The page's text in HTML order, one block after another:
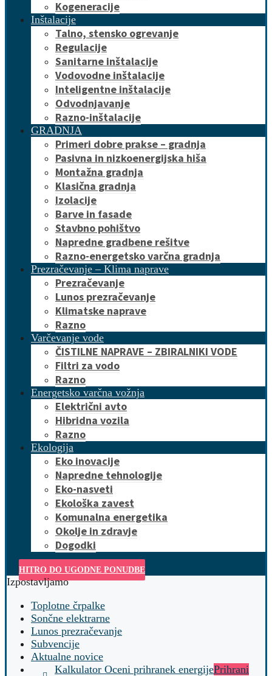
Kogeneracije
Inštalacije
Talno, stensko ogrevanje
Regulacije
Sanitarne inštalacije
Vodovodne inštalacije
Inteligentne inštalacije
Odvodnjavanje
Razno-inštalacije
GRADNJA
Primeri dobre prakse – gradnja
Pasivna in nizkoenergijska hiša
Montažna gradnja
Klasična gradnja
Izolacije
Barve in fasade
Stavbno pohištvo
Napredne gradbene rešitve
Razno-energetsko varčna gradnja
Prezračevanje – Klima naprave
Prezračevanje
Lunos prezračevanje
Klimatske naprave
Razno
Varčevanje vode
ČISTILNE NAPRAVE – ZBIRALNIKI VODE
Filtri za vodo
Razno
Energetsko varčna vožnja
Električni avto
Hibridna vozila
Razno
Ekologija
Eko inovacije
Napredne tehnologije
Eko-nasveti
Ekološka zavest
Komunalna energetika
Okolje in zdravje
Dogodki
HITRO DO UGODNE PONUDBE
Izpostavljamo
Toplotne črpalke
Sončne elektrarne
Lunos prezračevanje
Subvencije
Aktualne novice
Kalkulator Oceni prihranek energijePrihrani